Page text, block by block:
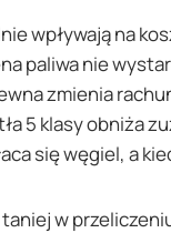
wpływają na
paliwa nie
zmienia
5 klasy obniża
się węgiel, a
w